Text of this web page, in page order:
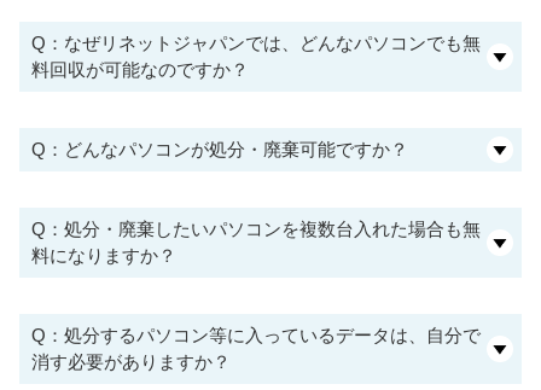
Q：なぜリネットジャパンでは、どんなパソコンでも無
料回収が可能なのですか？
Q：どんなパソコンが処分・廃棄可能ですか？
Q：処分・廃棄したいパソコンを複数台入れた場合も無
料になりますか？
Q：処分するパソコン等に入っているデータは、自分で
消す必要がありますか？